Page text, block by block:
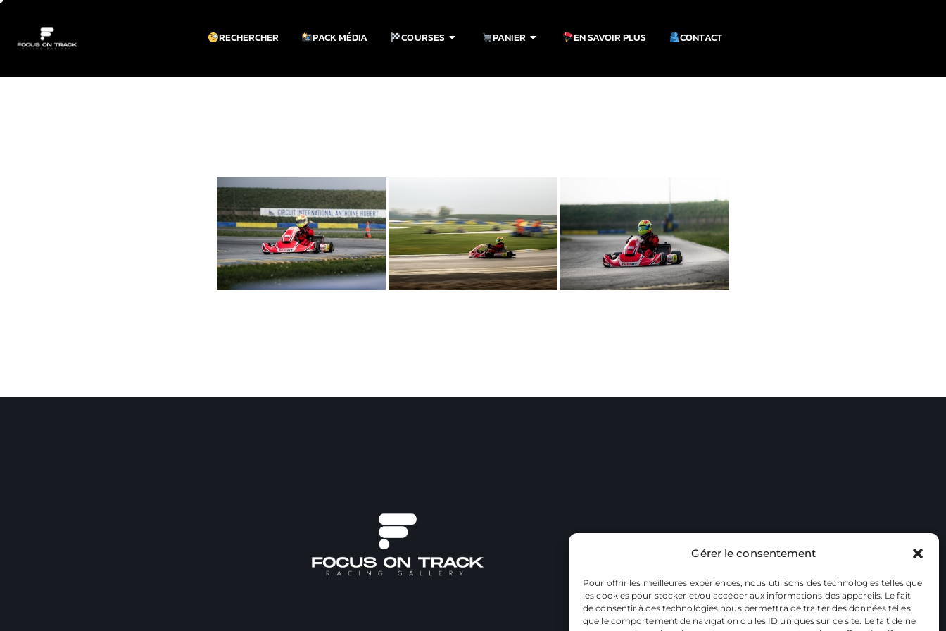
Gérer le consentement
Pour offrir les meilleures expériences, nous utilisons des technologies telles que
les cookies pour stocker et/ou accéder aux informations des appareils. Le fait
de consentir à ces technologies nous permettra de traiter des données telles
que le comportement de navigation ou les ID uniques sur ce site. Le fait de ne
RECHERCHER PACK MÉDIA COURSES PANIER EN SAVOIR PLUS CONTACT